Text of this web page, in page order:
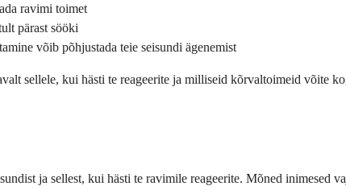
ravimi toimet
pärast sööki
võib põhjustada teie seisundi ägenemist
sellele, kui hästi te reageerite ja milliseid kõrvaltoimeid võite
ja sellest, kui hästi te ravimile reageerite. Mõned inimesed